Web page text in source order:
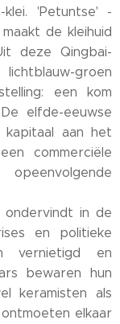
'Petuntse' -
de kleihuid
deze Qingbai-
groen
een kom
elfde-eeuwse
kapitaal aan het
commerciële
ondervindt in de
en politieke
vernietigd en
bewaren hun
keramisten als
elkaar